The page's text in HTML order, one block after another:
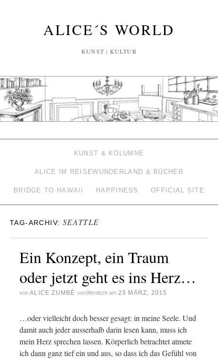
ALICE´S WORLD
KUNST | KULTUR
KUNST & KOLUMNE
ALICE IM REISEWUNDERLAND & BÜCHER
BRIDGE TO HAWAII HAPPINESS OFFICIAL SITE
TAG-ARCHIV: SEATTLE
Ein Konzept, ein Traum
oder jetzt geht es ins Herz…
von ALICE ZUMBÉ veröffentlicht am 23 MÄRZ, 2015
…oder vielleicht doch besser gesagt: in meine Seele. Und
damit auch jeder ausserhalb darin lesen kann, muss ich
mein Herz sprechen lassen. Körperlich betrachtet atmete
ich dann ganz tief ein und aus, so dass ich das Gefühl von